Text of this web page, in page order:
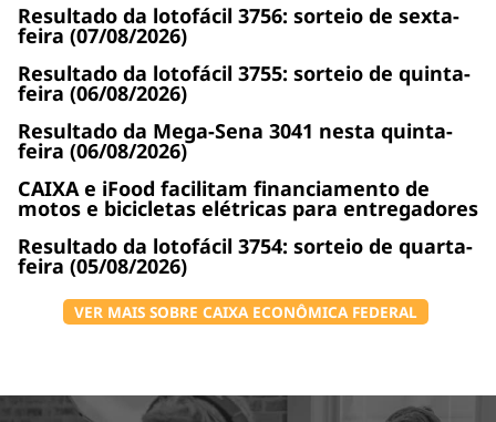
Resultado da lotofácil 3756: sorteio de sexta-
feira (07/08/2026)
Resultado da lotofácil 3755: sorteio de quinta-
feira (06/08/2026)
Resultado da Mega-Sena 3041 nesta quinta-
feira (06/08/2026)
CAIXA e iFood facilitam financiamento de
motos e bicicletas elétricas para entregadores
Resultado da lotofácil 3754: sorteio de quarta-
feira (05/08/2026)
VER MAIS SOBRE CAIXA ECONÔMICA FEDERAL